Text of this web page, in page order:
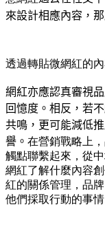
來設計相應內容，
透過轉貼微網紅的
網紅亦應認真審視
回憶度。相反，若
共鳴，更可能減低
譽。 在營銷戰略上
觸點聯繫起來，從
網紅了解什麼內容
紅的關係管理，品
他們採取行動的事情